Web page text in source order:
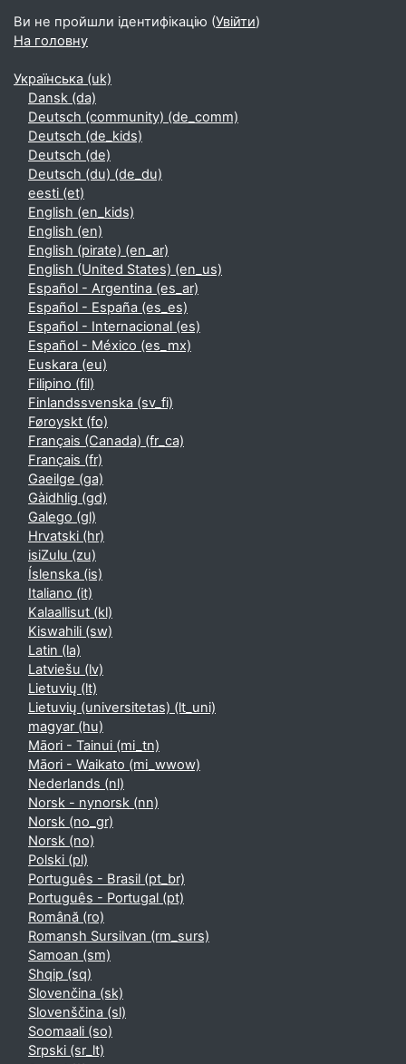
Ви не пройшли ідентифікацію (Увійти)
На головну
Українська ‎(uk)‎
Dansk ‎(da)‎
Deutsch (community) ‎(de_comm)‎
Deutsch ‎(de_kids)‎
Deutsch ‎(de)‎
Deutsch (du) ‎(de_du)‎
eesti ‎(et)‎
English ‎(en_kids)‎
English ‎(en)‎
English (pirate) ‎(en_ar)‎
English (United States) ‎(en_us)‎
Español - Argentina ‎(es_ar)‎
Español - España ‎(es_es)‎
Español - Internacional ‎(es)‎
Español - México ‎(es_mx)‎
Euskara ‎(eu)‎
Filipino ‎(fil)‎
Finlandssvenska ‎(sv_fi)‎
Føroyskt ‎(fo)‎
Français (Canada) ‎(fr_ca)‎
Français ‎(fr)‎
Gaeilge ‎(ga)‎
Gàidhlig ‎(gd)‎
Galego ‎(gl)‎
Hrvatski ‎(hr)‎
isiZulu ‎(zu)‎
Íslenska ‎(is)‎
Italiano ‎(it)‎
Kalaallisut ‎(kl)‎
Kiswahili ‎(sw)‎
Latin ‎(la)‎
Latviešu ‎(lv)‎
Lietuvių ‎(lt)‎
Lietuvių (universitetas) ‎(lt_uni)‎
magyar ‎(hu)‎
Māori - Tainui ‎(mi_tn)‎
Māori - Waikato ‎(mi_wwow)‎
Nederlands ‎(nl)‎
Norsk - nynorsk ‎(nn)‎
Norsk ‎(no_gr)‎
Norsk ‎(no)‎
Polski ‎(pl)‎
Português - Brasil ‎(pt_br)‎
Português - Portugal ‎(pt)‎
Română ‎(ro)‎
Romansh Sursilvan ‎(rm_surs)‎
Samoan ‎(sm)‎
Shqip ‎(sq)‎
Slovenčina ‎(sk)‎
Slovenščina ‎(sl)‎
Soomaali ‎(so)‎
Srpski ‎(sr_lt)‎